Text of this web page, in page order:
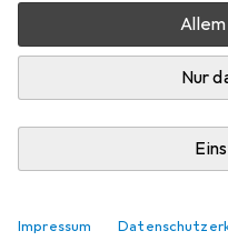
Nur
Impressum
1
Di, 11.8. geliefert
Mehr als 10 Stück an